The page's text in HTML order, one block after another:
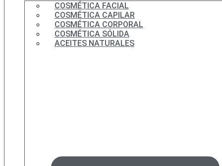
COSMÉTICA FACIAL
COSMÉTICA CAPILAR
COSMÉTICA CORPORAL
COSMÉTICA SÓLIDA
ACEITES NATURALES